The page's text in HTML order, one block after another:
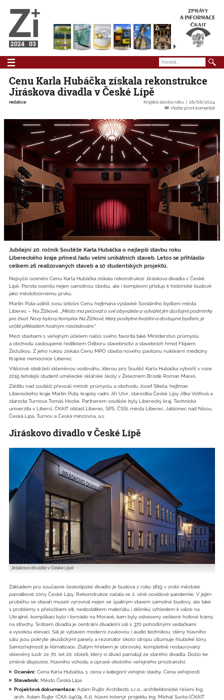
2024 03
Cenu Karla Hubáčka získala rekonstrukce
Jiráskova divadla v České Lípě
redakce 26/06/2024
Krajská stavba roku
Vložte první komentář
Jubilejní 20. ročník Soutěže Karla Hubáčka o nejlepší stavbu roku
Libereckého kraje přinesl řadu velmi unikátních staveb. Letos se přihlásilo
celkem 26 realizovaných staveb a 10 studentských projektů.
Nejvyšší ocenění Cenu Karla Hubáčka získala rekonstrukce Jiráskova divadla v České
Lípě. Porota ocenila nejen samotnou stavbu, ale i komplexní přístup k historické budově
jako městotvornému prvku.
Martin Půta udělil svou letošní Cenu hejtmana výstavbě Sociálního bydlení města
Liberec – Na Žižkově: „Město má pečovat o své obyvatele a vytvářet jim důstojné podmínky
pro život. Nový bytový komplex Na Žižkově, který poskytne kvalitní a dostupné bydlení, je
určitě příkladem hodným následování.“
Mezi stavbami s veřejným účelem našlo svého favorita také Ministerstvo průmyslu
a obchodu zastoupené ředitelem Odboru stavebnictví a stavebních hmot Filipem
Žežulkou. Z jeho rukou získala Cenu MPO stavba nového pavilonu nuk­leární medicíny
Krajské nemocnice Liberec.
Vítězové obdrželi skleněnou vodováhu, kterou pro Soutěž Karla Hubáčka vytvořil v roce
2019 tehdejší student umělecké sklářské školy v Železném Brodě Roman Mareš.
Záštitu nad soutěží převzali ministr průmyslu a obchodu Jozef Síkela, hejtman
Libereckého kraje Martin Půta, krajský radní Jiří Ulvr, starostka České Lípy Jitka Volfová a
starosta Turnova Tomáš Hocke. Partnerem soutěže byly Liberecký kraj, Technická
univerzita v Liberci, ČKAIT oblast Liberec, SPS, ČSSI, města Liberec, Jablonec nad Nisou,
Česká Lípa, Turnov a Česká mincovna, a.s.
Jiráskovo divadlo v České Lípě
Jiráskovo divadlo v České Lípě
Základem pro současné českolipské divadlo je budova z roku 1819 v srdci městské
památkové zóny České Lípy. Rekonstrukce začala ve 2. vlně covidové pandemie. V jejím
průběhu se stavaři museli vyrovnat nejen se špatným stavem samotné budovy, ale také
s problémy s přeložkami sítí, nedostatkem materiálu i dělníků vzhledem k válce na
Ukrajině, komplikací bylo i tornádo na Moravě, kam byly odvezeny veškeré hotové trámy
na střechy. Srdcem divadla je centrální divadelní sál s 370 pohodlnými sedačkami
a vysokou elevací. Sál je vybaven moderní zvukovou i audio technikou, stěny hlavního
sálu jsou pokryté akustickými panely a rezonátor okolo stropu utlumuje hluboké tóny.
Samozřejmostí je klimatizace. Zlatým hřebem je obrovský, kompletně restaurovaný
skleněný lustr ze 70. let 20. století, který si diváci pamatují ze starého divadla. Došlo ke
změně dispozice, hlavního vchodu a úpravě okolního veřejného prostranství.
Ocenění: Cena Karla Hubáčka, 1. cena v kategorii veřejné stavby, Cena veřejnosti
Stavebník: Město Česká Lípa
Projektová dokumentace: Adam Rujbr Architects s.r.o., architektonické řešení Ing.
arch. Adam Rujbr (ČKA 04074, A.1), hlavní inženýr projektu Ing. Michal Surka (ČKAIT